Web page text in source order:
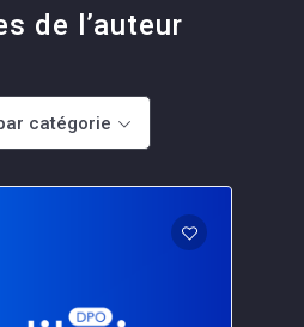
de l’auteur
catégorie